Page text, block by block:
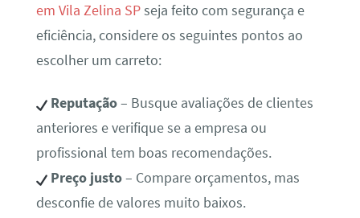
em Vila Zelina SPseja feito com segurança e
eficiência, considere os seguintes pontos ao
escolher um carreto:
Reputação– Busque avaliações de clientes
anteriores e verifique se a empresa ou
profissional tem boas recomendações.
Preço justo– Compare orçamentos, mas
desconfie de valores muito baixos.